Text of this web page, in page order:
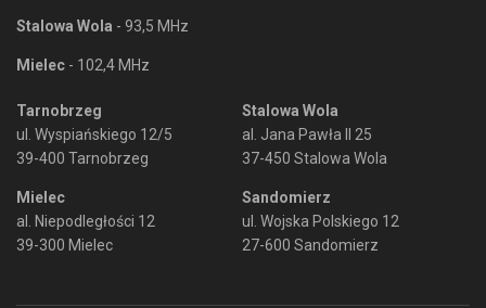
Stalowa Wola - 93,5 MHz
Mielec - 102,4 MHz
Tarnobrzeg
ul. Wyspiańskiego 12/5
39-400 Tarnobrzeg
Mielec
al. Niepodległości 12
39-300 Mielec
Stalowa Wola
al. Jana Pawła II 25
37-450 Stalowa Wola
Sandomierz
ul. Wojska Polskiego 12
27-600 Sandomierz